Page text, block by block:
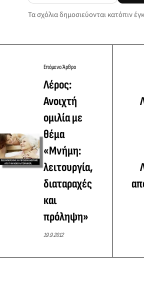
Τα σχόλια δημοσιεύονται κατόπιν
Επόμενο Άρθρο
Λέρος:
Ανοιχτή
ομιλία με
θέμα
«Μνήμη:
λειτουργία,
διαταραχές
και
πρόληψη»
19.9.2012